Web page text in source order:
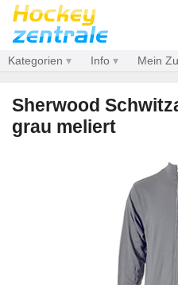
Kategorien Info Mein
Sherwood
grau meliert